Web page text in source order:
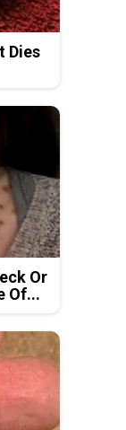
Dies
Or
Of...